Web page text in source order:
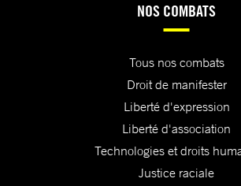
NOS COMBATS
Tous nos combats
Droit de manifester
Liberté d'expression
Liberté d'association
Technologies et droits
Justice raciale